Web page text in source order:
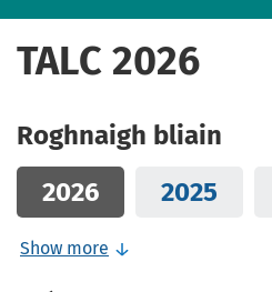
TALC 2026
Roghnaigh bliain
2026
2025
Show more